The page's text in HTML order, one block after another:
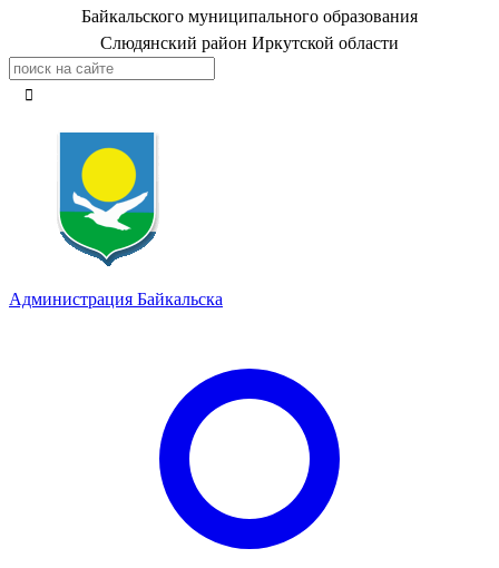
Байкальского муниципального образования
Слюдянский район Иркутской области
Администрация Байкальска